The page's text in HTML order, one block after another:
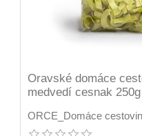
Oravské domáce
medvedí cesnak 250g
ORCE_Domáce